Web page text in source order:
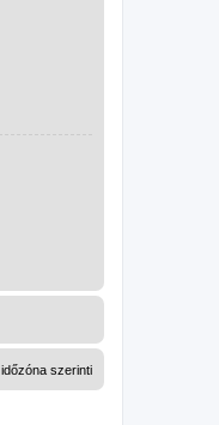
időzóna szerinti